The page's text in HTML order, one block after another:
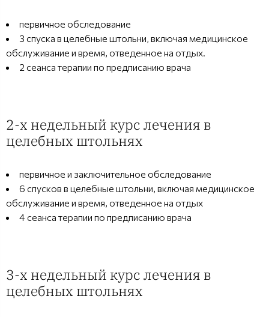
первичное обследование
3 спуска в целебные штольни, включая медицинское
обслуживание и время, отведенное на отдых.
2 сеансa терапии по предписанию врача
2-х недельный курс лечения в
целебных штольнях
первичное и заключительное обследование
6 спусков в целебные штольни, включая медицинское
обслуживание и время, отведенное на отдых
4 сеансa терапии по предписанию врача
3-х недельный курс лечения в
целебных штольнях